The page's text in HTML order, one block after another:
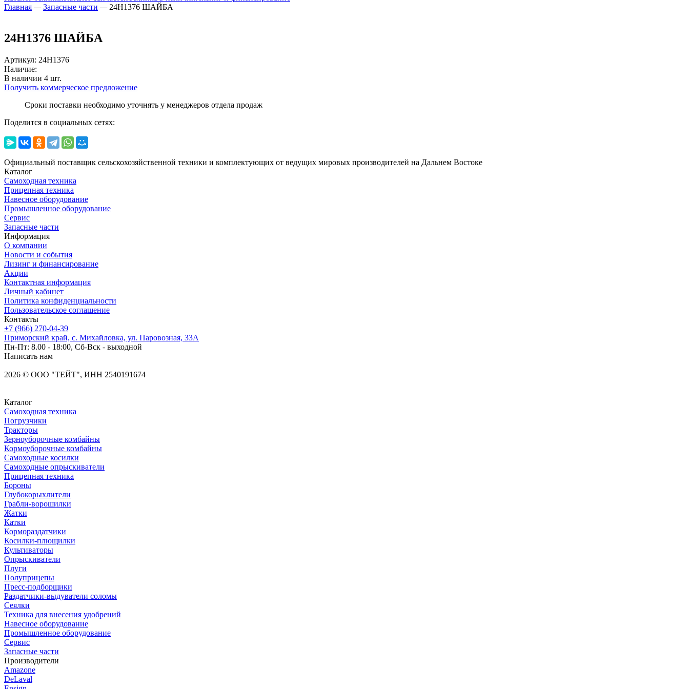
Главная — Запасные части — 24H1376 ШАЙБА
24H1376 ШАЙБА
Артикул: 24H1376
Наличие:
В наличии 4 шт.
Получить коммерческое предложение
Сроки поставки необходимо уточнять у менеджеров отдела продаж
Поделится в социальных сетях:
Официальный поставщик сельскохозяйственной техники и комплектующих от ведущих мировых производителей на Дальнем Востоке
Каталог
Самоходная техника
Прицепная техника
Навесное оборудование
Промышленное оборудование
Сервис
Запасные части
Информация
О компании
Новости и события
Лизинг и финансирование
Акции
Контактная информация
Личный кабинет
Политика конфиденциальности
Пользовательское соглашение
Контакты
+7 (966) 270-04-39
Приморский край, с. Михайловка, ул. Паровозная, 33А
Пн-Пт: 8.00 - 18:00, Сб-Вск - выходной
Написать нам
2026 © OOO "ТЕЙТ", ИНН 2540191674
Каталог
Самоходная техника
Погрузчики
Тракторы
Зерноуборочные комбайны
Кормоуборочные комбайны
Самоходные косилки
Самоходные опрыскиватели
Прицепная техника
Бороны
Глубокорыхлители
Грабли-ворошилки
Жатки
Катки
Кормораздатчики
Косилки-плющилки
Культиваторы
Опрыскиватели
Плуги
Полуприцепы
Пресс-подборщики
Раздатчики-выдуватели соломы
Сеялки
Техника для внесения удобрений
Навесное оборудование
Промышленное оборудование
Сервис
Запасные части
Производители
Amazone
DeLaval